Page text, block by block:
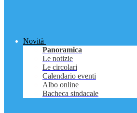
Novità
Panoramica
Le notizie
Le circolari
Calendario eventi
Albo online
Bacheca sindacale